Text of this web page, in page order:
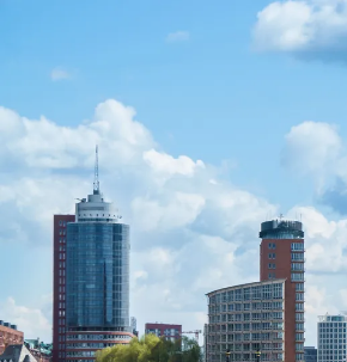
Unvergleichlich lecker
Mit dem Klick auf „geht klar” ermöglichen
personalisierte Werbung und passende
Cookies” werden lediglich technisch
Anpassen Geht klar
Datenschutzerklärung
Cookierichtlinie
Impressum
« zurück
Ihre Cookie-Präferenzen verwalten
Wählen Sie, welche Cookies Sie auf
Die Cookierichtlinie finden Siehier.